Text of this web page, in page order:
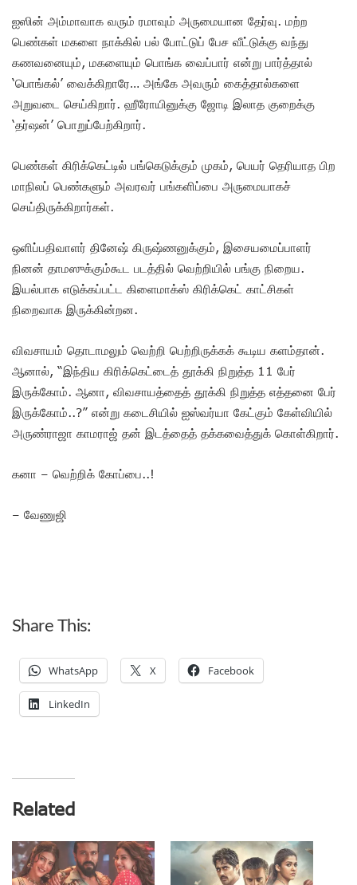
ஐஸின் அம்மாவாக வரும் ரமாவும் அருமையான தேர்வு. மற்ற
பெண்கள் மகளை நாக்கில் பல் போட்டுப் பேச வீட்டுக்கு வந்து
கணவனையும், மகளையும் பொங்க வைப்பார் என்று பார்த்தால்
‘பொங்கல்’ வைக்கிறாரே… அங்கே அவரும் கைத்தால்களை
அறுவடை செய்கிறார். ஹீரோயினுக்கு ஜோடி இலாத குறைக்கு
‘தர்ஷன்’ பொறுப்பேற்கிறார்.
பெண்கள் கிரிக்கெட்டில் பங்கெடுக்கும் முகம், பெயர் தெரியாத பிற
மாநிலப் பெண்களும் அவரவர் பங்களிப்பை அருமையாகச்
செய்திருக்கிறார்கள்.
ஒளிப்பதிவாளர் தினேஷ் கிருஷ்ணனுக்கும், இசையமைப்பாளர்
நினன் தாமஸுக்கும்கூட படத்தில் வெற்றியில் பங்கு நிறைய.
இயல்பாக எடுக்கப்பட்ட கிளைமாக்ஸ் கிரிக்கெட் காட்சிகள்
நிறைவாக இருக்கின்றன.
விவசாயம் தொடாமலும் வெற்றி பெற்றிருக்கக் கூடிய களம்தான்.
ஆனால், “இந்திய கிரிக்கெட்டைத் தூக்கி நிறுத்த 11 பேர்
இருக்கோம். ஆனா, விவசாயத்தைத் தூக்கி நிறுத்த எத்தனை பேர்
இருக்கோம்..?” என்று கடைசியில் ஐஸ்வர்யா கேட்கும் கேள்வியில்
அருண்ராஜா காமராஜ் தன் இடத்தைத் தக்கவைத்துக் கொள்கிறார்.
கனா – வெற்றிக் கோப்பை..!
– வேணுஜி
Share This:
WhatsApp X Facebook
LinkedIn
Related